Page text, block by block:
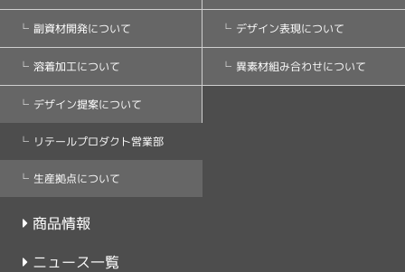
副資材開発について デザイン表現について
溶着加工について 異素材組み合わせについて
デザイン提案について
リテールプロダクト営業部
生産拠点について
商品情報
ニュース一覧